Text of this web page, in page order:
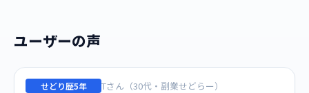
ユーザーの声
せどり歴5年 Tさん（30代・副業せどらー）